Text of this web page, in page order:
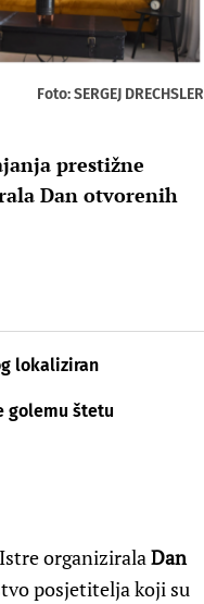
Foto: SERGEJ DRECHSLER
prestižne
Dan otvorenih
lokaliziran
golemu štetu
organiziralaDan
posjetitelja koji su